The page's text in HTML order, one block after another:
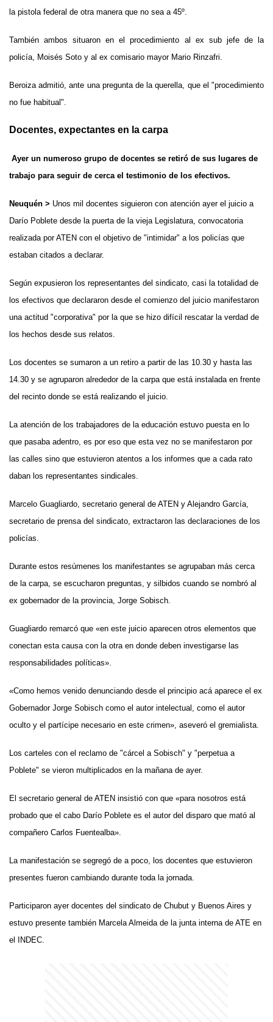
la pistola federal de otra manera que no sea a 45º.
También ambos situaron en el procedimiento al ex sub jefe de la
policía, Moisés Soto y al ex comisario mayor Mario Rinzafri.
Beroiza admitió, ante una pregunta de la querella, que el "procedimiento
no fue habitual".
Docentes, expectantes en la carpa
Ayer un numeroso grupo de docentes se retiró de sus lugares de
trabajo para seguir de cerca el testimonio de los efectivos.
Neuquén > Unos mil docentes siguieron con atención ayer el juicio a
Darío Poblete desde la puerta de la vieja Legislatura, convocatoria
realizada por ATEN con el objetivo de "intimidar" a los policías que
estaban citados a declarar.
Según expusieron los representantes del sindicato, casi la totalidad de
los efectivos que declararon desde el comienzo del juicio manifestaron
una actitud "corporativa" por la que se hizo difícil rescatar la verdad de
los hechos desde sus relatos.
Los docentes se sumaron a un retiro a partir de las 10.30 y hasta las
14.30 y se agruparon alrededor de la carpa que está instalada en frente
del recinto donde se está realizando el juicio.
La atención de los trabajadores de la educación estuvo puesta en lo
que pasaba adentro, es por eso que esta vez no se manifestaron por
las calles sino que estuvieron atentos a los informes que a cada rato
daban los representantes sindicales.
Marcelo Guagliardo, secretario general de ATEN y Alejandro García,
secretario de prensa del sindicato, extractaron las declaraciones de los
policías.
Durante estos resúmenes los manifestantes se agrupaban más cerca
de la carpa, se escucharon preguntas, y silbidos cuando se nombró al
ex gobernador de la provincia, Jorge Sobisch.
Guagliardo remarcó que «en este juicio aparecen otros elementos que
conectan esta causa con la otra en donde deben investigarse las
responsabilidades políticas».
«Como hemos venido denunciando desde el principio acá aparece el ex
Gobernador Jorge Sobisch como el autor intelectual, como el autor
oculto y el partícipe necesario en este crimen», aseveró el gremialista.
Los carteles con el reclamo de "cárcel a Sobisch" y "perpetua a
Poblete" se vieron multiplicados en la mañana de ayer.
El secretario general de ATEN insistió con que «para nosotros está
probado que el cabo Darío Poblete es el autor del disparo que mató al
compañero Carlos Fuentealba».
La manifestación se segregó de a poco, los docentes que estuvieron
presentes fueron cambiando durante toda la jornada.
Participaron ayer docentes del sindicato de Chubut y Buenos Aires y
estuvo presente también Marcela Almeida de la junta interna de ATE en
el INDEC.